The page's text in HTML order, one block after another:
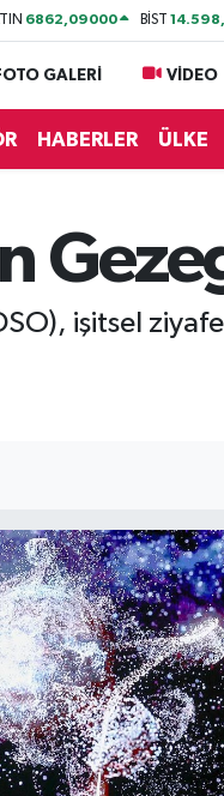
6862,09000 BİST
GALERİ VİDEO
HABERLER ÜLKE
işitsel